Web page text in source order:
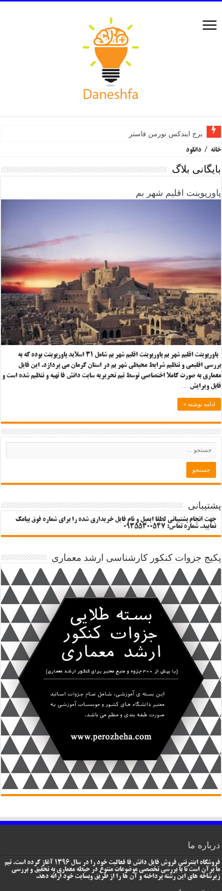
برج ایندکس نورمن فاستر
خانه / دانلود
بایگانی بلاگ
پاورپوینت اقلیم شهر بم
پاورپوینت اقلیم شهر بم پاورپوینت اقلیم شهر بم شامل ۳۱ اسلاید پاورپوینت بوده که به
بررسی اقلیمی و تنظیم شرایط محیطی شهر بم در استان کرمان می پردازد. این فایل
معماری به صورت کاملا اختصاصی توسط تیم تحریریه سایت دانش فا تهیه و تنظیم شده است و
قابل ویرایش …
ادامه نوشته »
پشتیبانی
جهت انجام پشتیبانی لطفا ایمیل و نام فایل خریداری شده را برای شماره فوق پیامک
نمایید. شماره تماس: 09355300547
پکیج جزوات کنکور کارشناسی ارشد معماری
درباره ما
فروشگاه اینترنتی فروش فایل دانش فا فعالیت خود را در سال 1396 آغاز کرده است. تیم
ما برآن است تا با بررسی تخصصی موضوعات متنوع در حیطه معماری به تحقیق و بررسی
زیرشاخه های این رشته پرداخته و آن ها را از طریق وبسایت خود ارائه دهد.